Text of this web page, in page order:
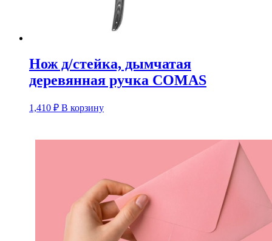
Нож д/стейка, дымчатая
деревянная ручка COMAS
1,410 ₽ В корзину